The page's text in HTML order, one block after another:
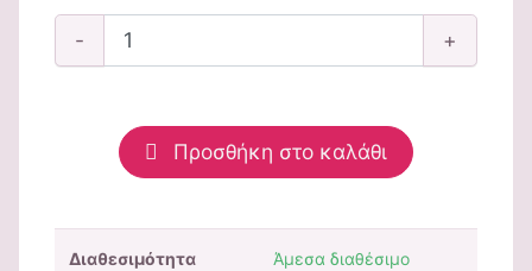
- +
Προσθήκη στο καλάθι
Διαθεσιμότητα Άμεσα διαθέσιμο